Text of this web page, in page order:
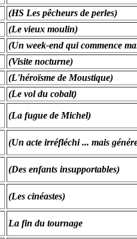
(HS Les pêcheurs de perles)
(Le vieux moulin)
(Un week-end qui commence
(Visite nocturne)
(L'héroïsme de Moustique)
(Le vol du cobalt)
(La fugue de Michel)
(Un acte irréfléchi ... mais
(Des enfants insupportables)
(Les cinéastes)
La fin du tournage